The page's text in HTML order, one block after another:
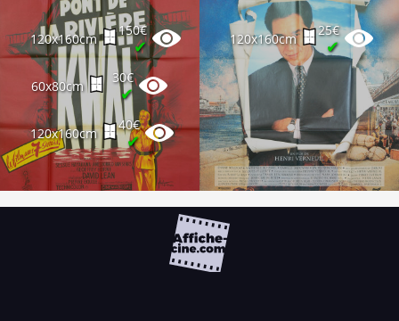
120x160cm
150€
✔
60x80cm
30€
✔
120x160cm
40€
✔
120x160cm
25€
✔